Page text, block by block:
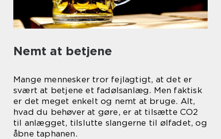
Nemt at betjene
Mange mennesker tror fejlagtigt, at det er
svært at betjene et fadølsanlæg. Men faktisk
er det meget enkelt og nemt at bruge. Alt,
hvad du behøver at gøre, er at tilsætte CO2
til anlægget, tilslutte slangerne til ølfadet, og
åbne taphanen.